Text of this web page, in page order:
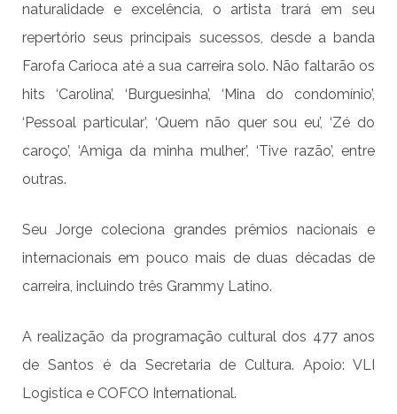
naturalidade e excelência, o artista trará em seu
repertório seus principais sucessos, desde a banda
Farofa Carioca até a sua carreira solo. Não faltarão os
hits ‘Carolina’, ‘Burguesinha’, ‘Mina do condomínio’,
‘Pessoal particular’, ‘Quem não quer sou eu’, ‘Zé do
caroço’, ‘Amiga da minha mulher’, ‘Tive razão’, entre
outras.
Seu Jorge coleciona grandes prêmios nacionais e
internacionais em pouco mais de duas décadas de
carreira, incluindo três Grammy Latino.
A realização da programação cultural dos 477 anos
de Santos é da Secretaria de Cultura. Apoio: VLI
Logistica e COFCO International.